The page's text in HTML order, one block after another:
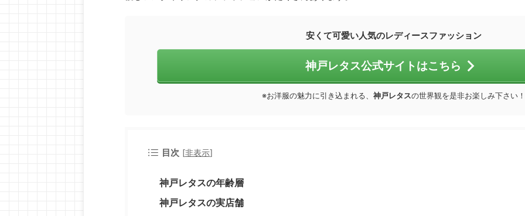
安くて可愛い人気のレディースファッション
神戸レタス公式サイトはこちら
※お洋服の魅力に引き込まれる、 神戸レタスの世界観を是非お楽しみ下さい！
目次 [非表示]
神戸レタスの年齢層
神戸レタスの実店舗